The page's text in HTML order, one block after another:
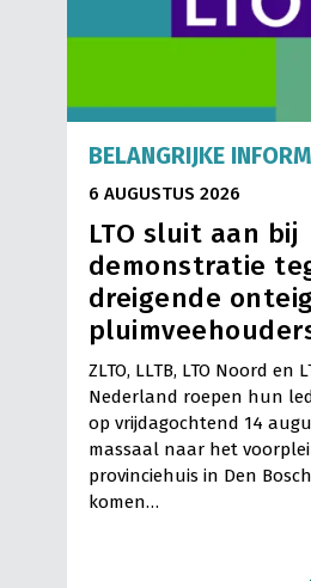
BELANGRIJKE
6 AUGUSTUS 2026
LTO sluit aan bij
demonstratie
dreigende
ZLTO, LLTB, LTO Noord en
Nederland roepen hun
op vrijdagochtend 14
massaal naar het
provinciehuis in Den
komen…